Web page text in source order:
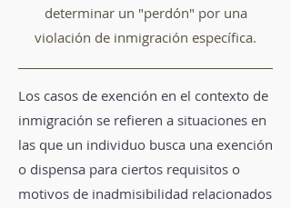
determinar un "perdón" por una
violación de inmigración específica.
Los casos de exención en el contexto de
inmigración se refieren a situaciones en
las que un individuo busca una exención
o dispensa para ciertos requisitos o
motivos de inadmisibilidad relacionados